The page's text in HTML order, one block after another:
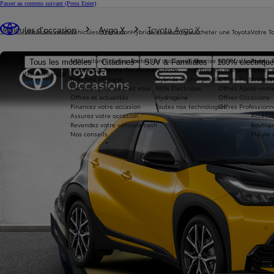
Passer au contenu suivant (Press Enter)
Véhicules neufs
Tous les modèles Citadines SUV & Familiales 100%
Nouvelle Aygo X
HYBRIDE
Véhicules d'occasion
Nos voitures d'occasion
Avantages Toyota Occasions
Réservez en ligne
Livraison près de chez vous
Offres et actualités
Financez votre occasion
Assurez votre occasion
Revendez votre véhicule cash
Nos conseils
Hybride et électrique
Toutes les motorisations
Hybride
Hybride Rechargeable
100% Électrique
Hydrogène
Toutes nos technologies
Acheter une Toyota
Reprise de votre voiture
Offres du moment
Offres Particuliers
Offres Après-
Offres Occasions
Offres
Votre
Toyota
Offres
Ma vie
Véhicules d'occasion Aygo X Toyota Aygo X